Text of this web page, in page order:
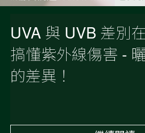
UVA 與 UVB 差別
搞懂紫外線傷害 -
的差異！